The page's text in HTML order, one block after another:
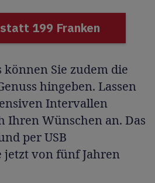
199 Franken
Sie zudem die
hingeben. Lassen
Intervallen
Ihren Wünschen an. Das
per USB
jetzt von fünf Jahren